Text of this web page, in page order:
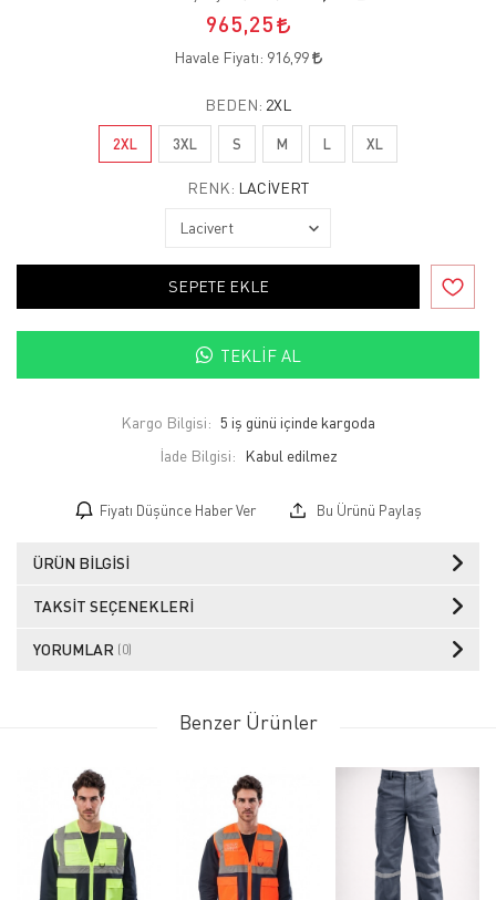
965,25
Havale Fiyatı: 916,99
BEDEN: 2XL
2XL 3XL S M L XL
RENK: LACIVERT
SEPETE EKLE
TEKLIF AL
Kargo Bilgisi: 5 iş günü içinde kargoda
İade Bilgisi:
Fiyatı Düşünce Haber Ver Bu Ürünü Paylaş
ÜRÜN BILGISI
TAKSIT SEÇENEKLERI
YORUMLAR (0)
Benzer Ürünler